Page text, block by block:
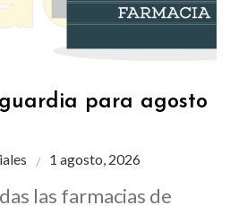
para agosto
1 agosto, 2026
las farmacias de